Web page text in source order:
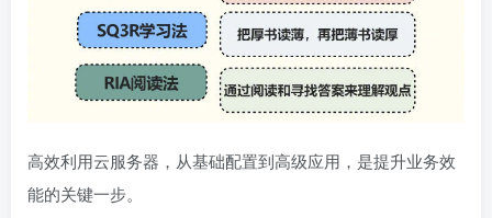
高效利用云服务器，从基础配置到高级应用，是提升业务效
能的关键一步。